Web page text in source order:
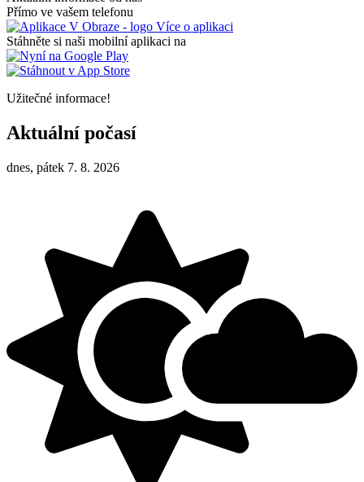
Přímo ve vašem telefonu
Více o aplikaci
Stáhněte si naši mobilní aplikaci na
Užitečné informace!
Aktuální počasí
dnes, pátek 7. 8. 2026